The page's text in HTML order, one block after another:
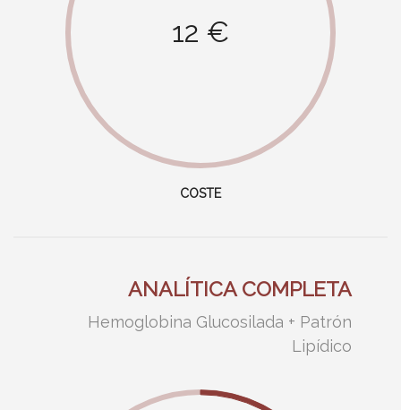
12 €
COSTE
ANALÍTICA COMPLETA
Hemoglobina Glucosilada + Patrón
Lipídico